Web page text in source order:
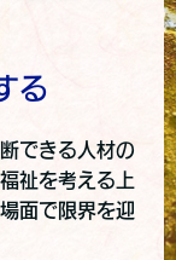
る
できる人材の
祉を考える上
面で限界を迎